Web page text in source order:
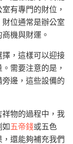
有專門的財位，
位通常是辦公室
機與財運。
，這樣可以迎接
需要注意的是，
邊，這些設備的
物的過程中，我
如五帝錢或五色
還能夠補充我們